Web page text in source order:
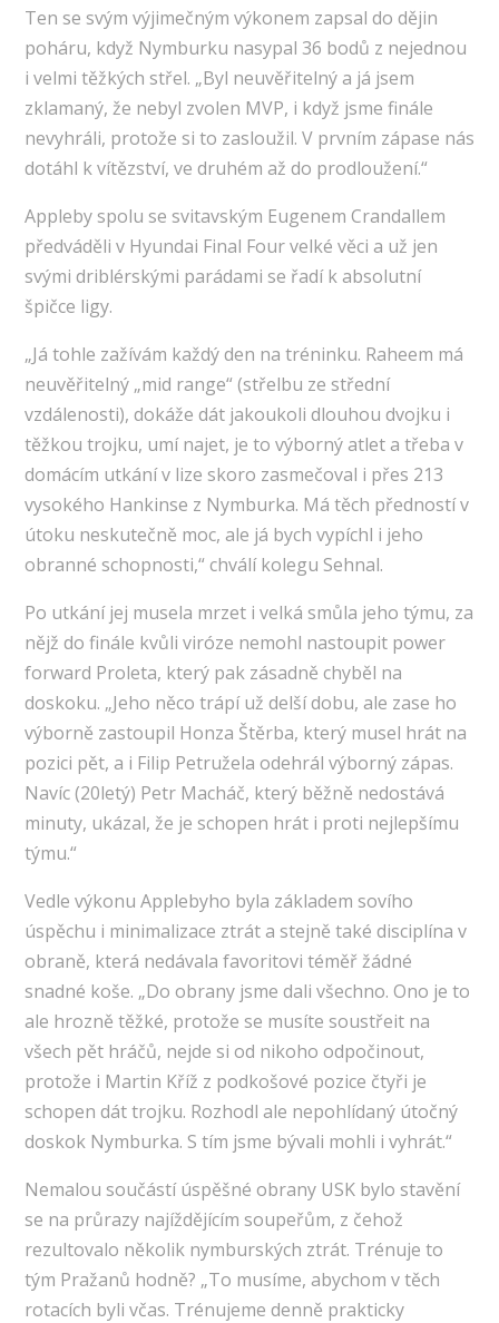
Ten se svým výjimečným výkonem zapsal do dějin
poháru, když Nymburku nasypal 36 bodů z nejednou
i velmi těžkých střel. „Byl neuvěřitelný a já jsem
zklamaný, že nebyl zvolen MVP, i když jsme finále
nevyhráli, protože si to zasloužil. V prvním zápase nás
dotáhl k vítězství, ve druhém až do prodloužení.“
Appleby spolu se svitavským Eugenem Crandallem
předváděli v Hyundai Final Four velké věci a už jen
svými driblérskými parádami se řadí k absolutní
špičce ligy.
„Já tohle zažívám každý den na tréninku. Raheem má
neuvěřitelný „mid range“ (střelbu ze střední
vzdálenosti), dokáže dát jakoukoli dlouhou dvojku i
těžkou trojku, umí najet, je to výborný atlet a třeba v
domácím utkání v lize skoro zasmečoval i přes 213
vysokého Hankinse z Nymburka. Má těch předností v
útoku neskutečně moc, ale já bych vypíchl i jeho
obranné schopnosti,“ chválí kolegu Sehnal.
Po utkání jej musela mrzet i velká smůla jeho týmu, za
nějž do finále kvůli viróze nemohl nastoupit power
forward Proleta, který pak zásadně chyběl na
doskoku. „Jeho něco trápí už delší dobu, ale zase ho
výborně zastoupil Honza Štěrba, který musel hrát na
pozici pět, a i Filip Petružela odehrál výborný zápas.
Navíc (20letý) Petr Macháč, který běžně nedostává
minuty, ukázal, že je schopen hrát i proti nejlepšímu
týmu.“
Vedle výkonu Applebyho byla základem sovího
úspěchu i minimalizace ztrát a stejně také disciplína v
obraně, která nedávala favoritovi téměř žádné
snadné koše. „Do obrany jsme dali všechno. Ono je to
ale hrozně těžké, protože se musíte soustřeit na
všech pět hráčů, nejde si od nikoho odpočinout,
protože i Martin Kříž z podkošové pozice čtyři je
schopen dát trojku. Rozhodl ale nepohlídaný útočný
doskok Nymburka. S tím jsme bývali mohli i vyhrát.“
Nemalou součástí úspěšné obrany USK bylo stavění
se na průrazy najíždějícím soupeřům, z čehož
rezultovalo několik nymburských ztrát. Trénuje to
tým Pražanů hodně? „To musíme, abychom v těch
rotacích byli včas. Trénujeme denně prakticky